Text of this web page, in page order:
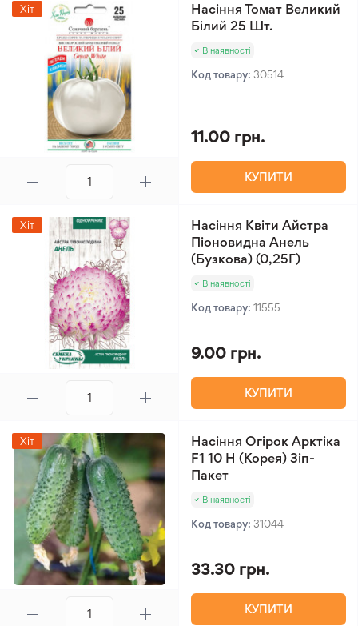
Хіт
Насіння Томат Великий
Білий 25 Шт.
В наявності
Код товару: 30514
11.00 грн.
КУПИТИ
Хіт
Насіння Квіти Айстра
Піоновидна Анель
(Бузкова) (0,25Г)
В наявності
Код товару: 11555
9.00 грн.
КУПИТИ
Хіт
Насіння Огірок Арктіка
F1 10 Н (Корея) Зіп-
Пакет
В наявності
Код товару: 31044
33.30 грн.
КУПИТИ